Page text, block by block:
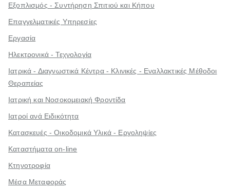
Εξοπλισμός - Συντήρηση Σπιτιού και Κήπου
Επαγγελματικές Υπηρεσίες
Εργασία
Ηλεκτρονικά - Τεχνολογία
Ιατρικά - Διαγνωστικά Κέντρα - Κλινικές - Εναλλακτικές Μέθοδοι
Θεραπείας
Ιατρική και Νοσοκομειακή Φροντίδα
Ιατροί ανά Ειδικότητα
Κατασκευές - Οικοδομικά Υλικά - Εργοληψίες
Καταστήματα on-line
Κτηνοτροφία
Μέσα Μεταφοράς